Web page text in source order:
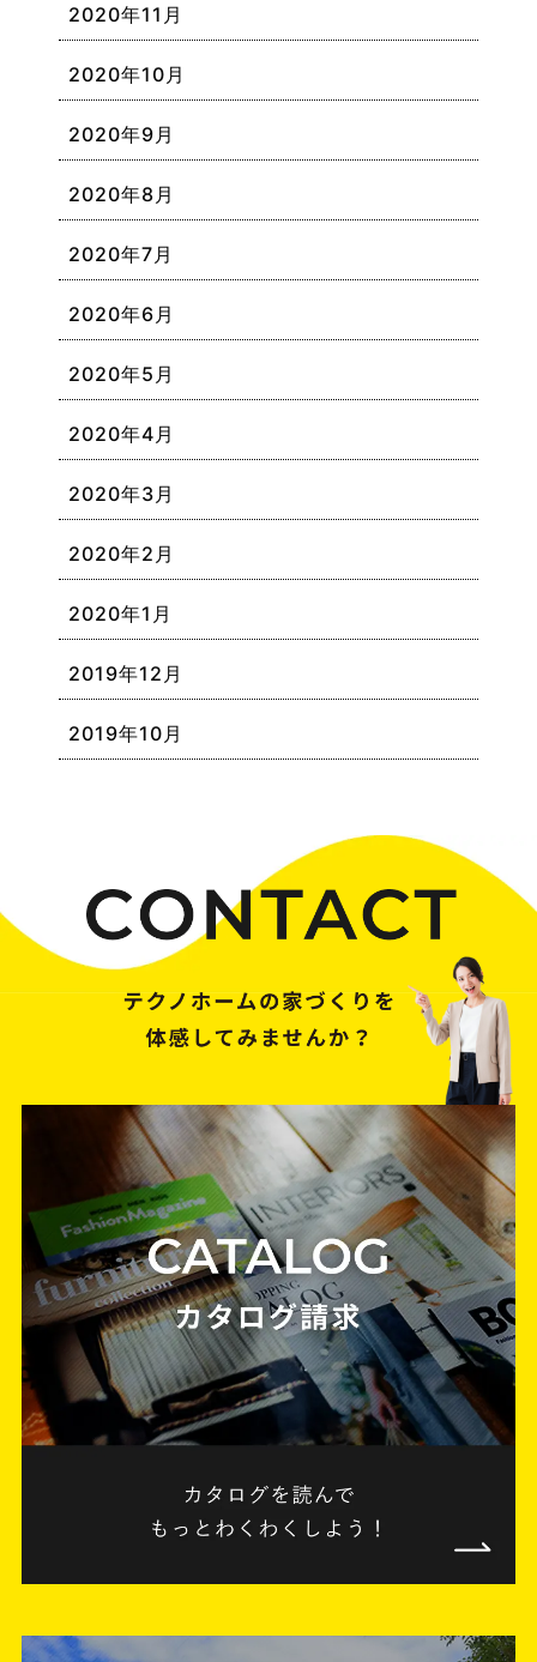
2020年11月
2020年10月
2020年9月
2020年8月
2020年7月
2020年6月
2020年5月
2020年4月
2020年3月
2020年2月
2020年1月
2019年12月
2019年10月